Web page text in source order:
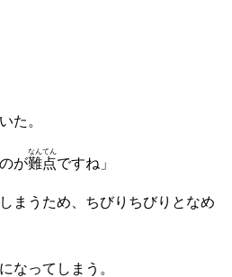
た。
が難点
なんてん
ですね」
まうため、ちびりちびりとなめ
なってしまう。